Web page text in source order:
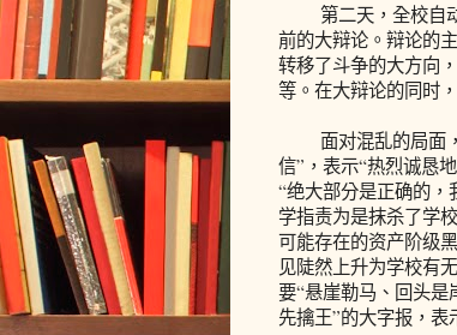
第二天，全校自动
前的大辩论。辩论的
转移了斗争的大方向
等。在大辩论的同时
面对混乱的局面，
信”，表示“热烈诚恳
“绝大部分是正确的，
学指责为是抹杀了学
可能存在的资产阶级
见陡然上升为学校有
要“悬崖勒马、回头是
先擒王”的大字报，表